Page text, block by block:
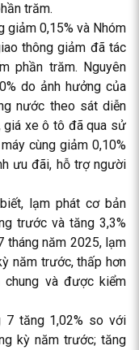
trăm.
giảm 0,15% và Nhóm
thông giảm đã tác
phần trăm. Nguyên
do ảnh hưởng của
nước theo sát diễn
giá xe ô tô đã qua sử
cùng giảm 0,10%
ưu đãi, hỗ trợ người
lạm phát cơ bản
trước và tăng 3,3%
tháng năm 2025, lạm
năm trước, thấp hơn
chung và được kiểm
7 tăng 1,02% so với
kỳ năm trước; tăng